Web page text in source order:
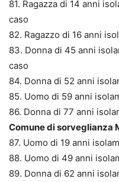
81. Ragazza di 14 anni
caso
82. Ragazzo di 16 anni
83. Donna di 45 anni
caso
84. Donna di 52 anni
85. Uomo di 59 anni
86. Donna di 77 anni
Comune di sorveglianza
87. Uomo di 19 anni
88. Uomo di 49 anni
89. Donna di 62 anni